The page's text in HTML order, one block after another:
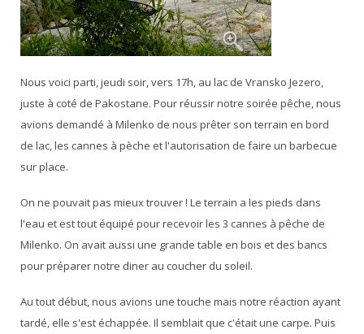
Nous voici parti, jeudi soir, vers 17h, au lac de Vransko Jezero,
juste à coté de Pakostane. Pour réussir notre soirée pêche, nous
avions demandé à Milenko de nous prêter son terrain en bord
de lac, les cannes à pèche et l'autorisation de faire un barbecue
sur place.
On ne pouvait pas mieux trouver ! Le terrain a les pieds dans
l'eau et est tout équipé pour recevoir les 3 cannes à pêche de
Milenko. On avait aussi une grande table en bois et des bancs
pour préparer notre diner au coucher du soleil.
Au tout début, nous avions une touche mais notre réaction ayant
tardé, elle s'est échappée. Il semblait que c'était une carpe. Puis